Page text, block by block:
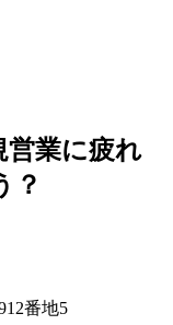
営業に疲れ
？
番地5